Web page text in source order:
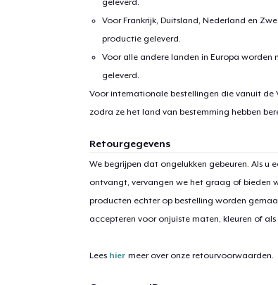
geleverd.
Voor Frankrijk, Duitsland, Nederland en
productie geleverd.
Voor alle andere landen in Europa worden
geleverd.
Voor internationale bestellingen die vanuit de
zodra ze het land van bestemming hebben
Retourgegevens
We begrijpen dat ongelukken gebeuren. Als
ontvangt, vervangen we het graag of bieden
producten echter op bestelling worden
accepteren voor onjuiste maten, kleuren of
Lees hier meer over onze retourvoorwaarden.